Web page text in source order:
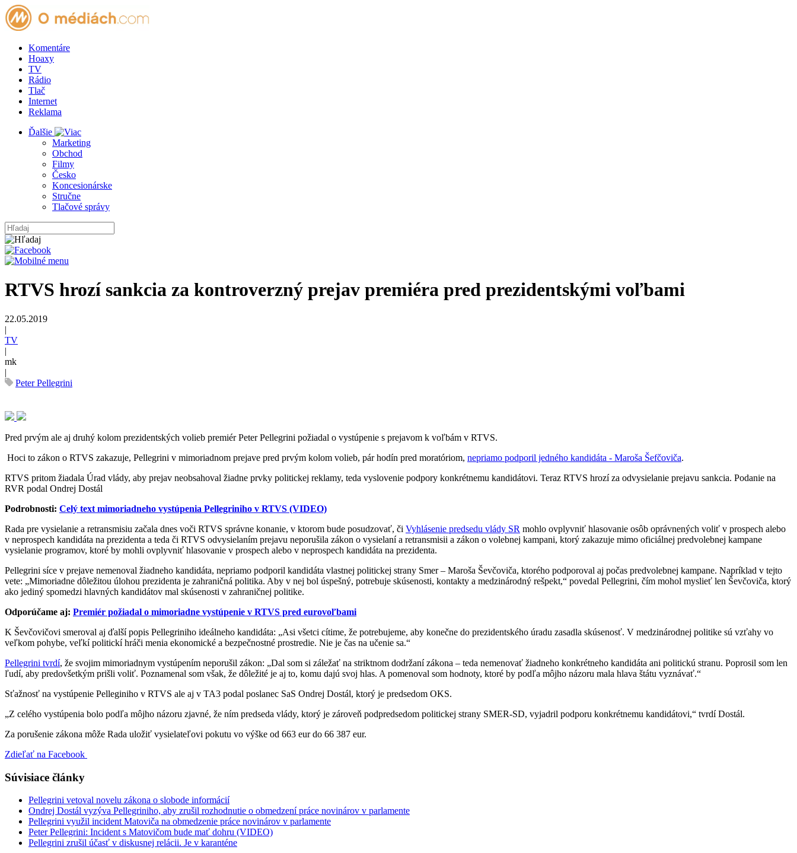
Komentáre
Hoaxy
TV
Rádio
Tlač
Internet
Reklama
Ďalšie
Marketing
Obchod
Filmy
Česko
Koncesionárske
Stručne
Tlačové správy
RTVS hrozí sankcia za kontroverzný prejav premiéra pred prezidentskými voľbami
22.05.2019
|
TV
|
mk
|
Peter Pellegrini
Pred prvým ale aj druhý kolom prezidentských volieb premiér Peter Pellegrini požiadal o vystúpenie s prejavom k voľbám v RTVS.
Hoci to zákon o RTVS zakazuje, Pellegrini v mimoriadnom prejave pred prvým kolom volieb, pár hodín pred moratóriom, nepriamo podporil jedného kandidáta - Maroša Šefčoviča.
RTVS pritom žiadala Úrad vlády, aby prejav neobsahoval žiadne prvky politickej reklamy, teda vyslovenie podpory konkrétnemu kandidátovi. Teraz RTVS hrozí za odvysielanie prejavu sankcia. Podanie na
RVR podal Ondrej Dostál
Podrobnosti: Celý text mimoriadneho vystúpenia Pellegriniho v RTVS (VIDEO)
Rada pre vysielanie a retransmisiu začala dnes voči RTVS správne konanie, v ktorom bude posudzovať, či Vyhlásenie predsedu vlády SR mohlo ovplyvniť hlasovanie osôb oprávnených voliť v prospech alebo
v neprospech kandidáta na prezidenta a teda či RTVS odvysielaním prejavu neporušila zákon o vysielaní a retransmisii a zákon o volebnej kampani, ktorý zakazuje mimo oficiálnej predvolebnej kampane
vysielanie programov, ktoré by mohli ovplyvniť hlasovanie v prospech alebo v neprospech kandidáta na prezidenta.
Pellegrini síce v prejave nemenoval žiadneho kandidáta, nepriamo podporil kandidáta vlastnej politickej strany Smer – Maroša Ševčoviča, ktorého podporoval aj počas predvolebnej kampane. Napríklad v tejto
vete: „Mimoriadne dôležitou úlohou prezidenta je zahraničná politika. Aby v nej bol úspešný, potrebuje skúsenosti, kontakty a medzinárodný rešpekt,“ povedal Pellegrini, čím mohol myslieť len Ševčoviča, ktorý
ako jediný spomedzi hlavných kandidátov mal skúsenosti v zahraničnej politike.
Odporúčame aj: Premiér požiadal o mimoriadne vystúpenie v RTVS pred eurovoľbami
K Ševčovičovi smeroval aj ďalší popis Pellegriniho ideálneho kandidáta: „Asi všetci cítime, že potrebujeme, aby konečne do prezidentského úradu zasadla skúsenosť. V medzinárodnej politike sú vzťahy vo
veľkom pohybe, veľkí politickí hráči menia ekonomické a bezpečnostné prostredie. Nie je čas na učenie sa.“
Pellegrini tvrdí, že svojim mimoriadnym vystúpením neporušil zákon: „Dal som si záležať na striktnom dodržaní zákona – teda nemenovať žiadneho konkrétneho kandidáta ani politickú stranu. Poprosil som len
ľudí, aby predovšetkým prišli voliť. Poznamenal som však, že dôležité je aj to, komu dajú svoj hlas. A pomenoval som hodnoty, ktoré by podľa môjho názoru mala hlava štátu vyznávať.“
Sťažnosť na vystúpenie Pelleginiho v RTVS ale aj v TA3 podal poslanec SaS Ondrej Dostál, ktorý je predsedom OKS.
„Z celého vystúpenia bolo podľa môjho názoru zjavné, že ním predseda vlády, ktorý je zároveň podpredsedom politickej strany SMER-SD, vyjadril podporu konkrétnemu kandidátovi,“ tvrdí Dostál.
Za porušenie zákona môže Rada uložiť vysielateľovi pokutu vo výške od 663 eur do 66 387 eur.
Zdieľať na Facebook
Súvisiace články
Pellegrini vetoval novelu zákona o slobode informácií
Ondrej Dostál vyzýva Pellegriniho, aby zrušil rozhodnutie o obmedzení práce novinárov v parlamente
Pellegrini využil incident Matoviča na obmedzenie práce novinárov v parlamente
Peter Pellegrini: Incident s Matovičom bude mať dohru (VIDEO)
Pellegrini zrušil účasť v diskusnej relácii. Je v karanténe